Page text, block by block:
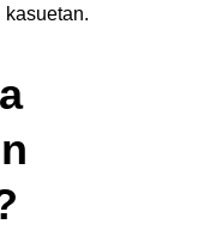
kasuetan.